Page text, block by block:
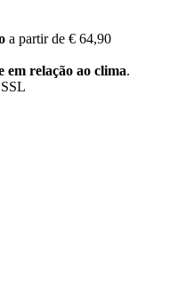
a partir de € 64,90
em relação ao clima.